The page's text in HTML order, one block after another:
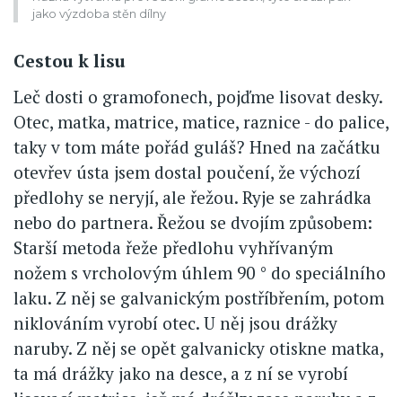
jako výzdoba stěn dílny
Cestou k lisu
Leč dosti o gramofonech, pojďme lisovat desky.
Otec, matka, matrice, matice, raznice - do palice,
taky v tom máte pořád guláš? Hned na začátku
otevřev ústa jsem dostal poučení, že výchozí
předlohy se neryjí, ale řežou. Ryje se zahrádka
nebo do partnera. Řežou se dvojím způsobem:
Starší metoda řeže předlohu vyhřívaným
nožem s vrcholovým úhlem 90 ° do speciálního
laku. Z něj se galvanickým postříbřením, potom
niklováním vyrobí otec. U něj jsou drážky
naruby. Z něj se opět galvanicky otiskne matka,
ta má drážky jako na desce, a z ní se vyrobí